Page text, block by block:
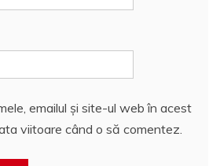
emailul și site-ul web în acest
viitoare când o să comentez.